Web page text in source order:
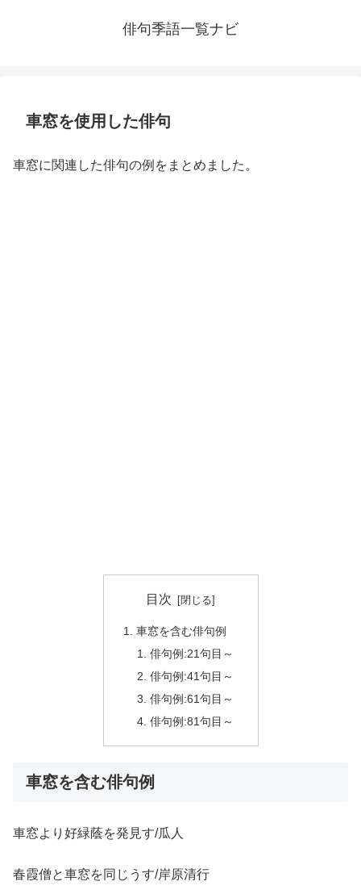
俳句季語一覧ナビ
車窓を使用した俳句
車窓に関連した俳句の例をまとめました。
目次
車窓を含む俳句例
俳句例:21句目～
俳句例:41句目～
俳句例:61句目～
俳句例:81句目～
車窓を含む俳句例
車窓より好緑蔭を発見す/瓜人
春霞僧と車窓を同じうす/岸原清行